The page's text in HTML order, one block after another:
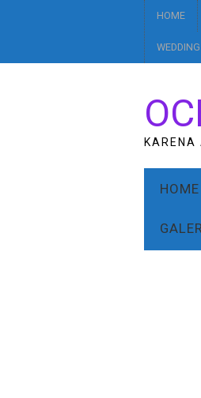
HOME
KARENA
HOME